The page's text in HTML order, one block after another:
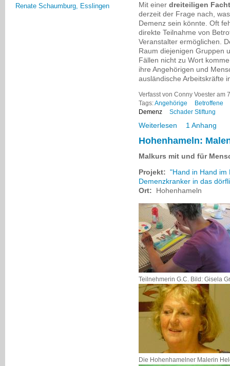
Mit einer dreiteiligen
derzeit der Frage nach,
Demenz sein könnte. Oft
direkte Teilnahme von
Veranstalter ermöglichen.
Raum diejenigen Gruppen
Fällen nicht zu Wort
ihre Angehörigen und
ausländische Arbeitskräfte
Verfasst von Conny Voester am
Tags:Angehörige
Betroffene
Demenz
Schader Stiftung
Weiterlesen 1 Anhang
Hohenhameln:
Malkurs mit und für
Projekt: "Hand in Hand im
Demenzkranker in das
Ort:
Hohenhameln
Teilnehmerin G.C. Bild: Gisela
Die Hohenhamelner Malerin